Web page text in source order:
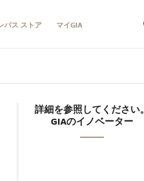
パス ストア マイGIA
詳細を参照してください。
GIAのイノベーター